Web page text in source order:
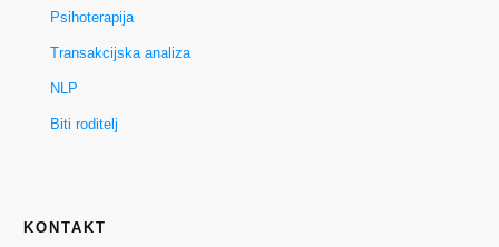
Psihoterapija
Transakcijska analiza
NLP
Biti roditelj
KONTAKT